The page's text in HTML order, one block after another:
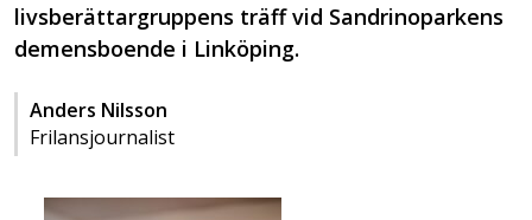
livsberättargruppens träff vid Sandrinoparkens
demensboende i Linköping.
Anders Nilsson
Frilansjournalist